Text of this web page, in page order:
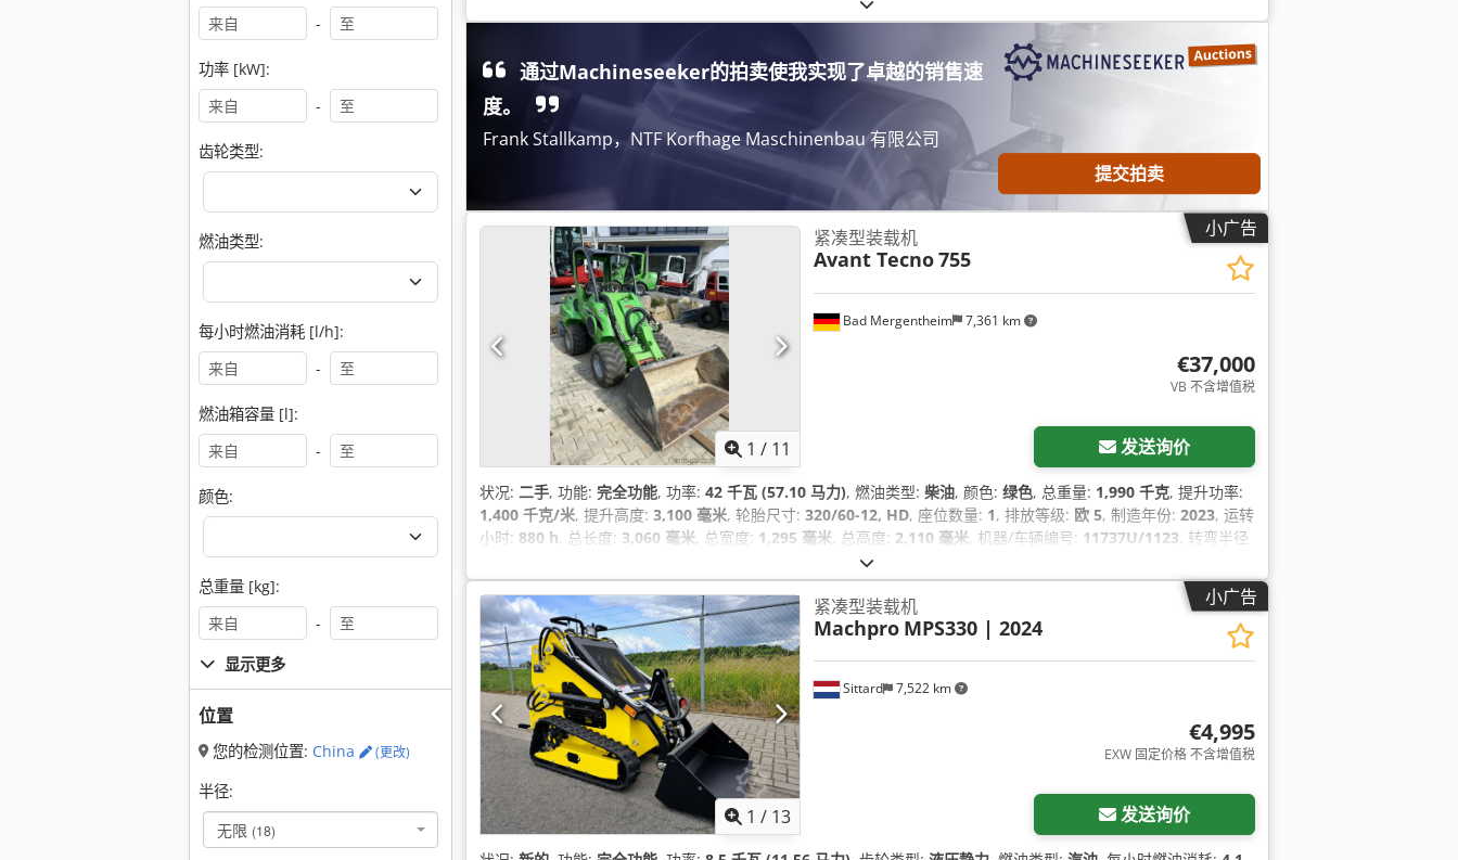
-
功率 [kW]:
-
齿轮类型:
燃油类型:
每小时燃油消耗 [l/h]:
-
燃油箱容量 [l]:
-
颜色:
总重量 [kg]:
-
显示更多
位置
您的检测位置: China (更改)
半径:
无限 (18)
通过Machineseeker的拍卖使我实现了卓越的销售速
度。
Frank Stallkamp，NTF Korfhage Maschinenbau 有限公司
提交拍卖
小广告
1 / 11
Bad Mergentheim 7,361 km
紧凑型装载机
Avant Tecno755
€37,000
VB 不含增值税
发送询价
状况: 二手, 功能: 完全功能, 功率: 42 千瓦 (57.10 马力), 燃油类型: 柴油, 颜色: 绿色, 总重量: 1,990 千克, 提升功率:
1,400 千克/米, 提升高度: 3,100 毫米, 轮胎尺寸: 320/60-12, HD, 座位数量: 1, 排放等级: 欧 5, 制造年份: 2023, 运转
小时: 880 h, 总长度: 3,060 毫米, 总宽度: 1,295 毫米, 总高度: 2,110 毫米, 机器/车辆编号: 11737U/1123, 转弯半径
小广告
1 / 13
Sittard 7,522 km
紧凑型装载机
Machpro MPS330 | 2024
€4,995
EXW 固定价格 不含增值税
发送询价